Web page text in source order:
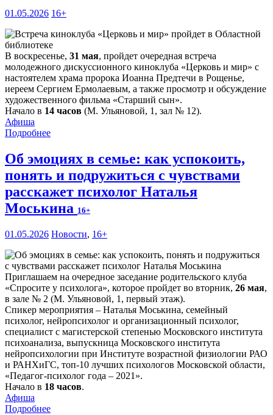
01.05.2026 16+
В воскресенье, 31 мая, пройдет очередная встреча
молодежного дискуссионного киноклуба «Церковь и мир» с
настоятелем храма пророка Иоанна Предтечи в Рощенье,
иереем Сергием Ермолаевым, а также просмотр и обсуждение
художественного фильма «Старший сын».
Начало в 14 часов (М. Ульяновой, 1, зал № 12).
Афиша
Подробнее
Об эмоциях в семье: как успокоить,
понять и подружиться с чувствами
расскажет психолог Наталья
Моськина 16+
01.05.2026 Новости, 16+
Приглашаем на очередное заседание родительского клуба
«Спросите у психолога», которое пройдет во вторник, 26 мая,
в зале № 2 (М. Ульяновой, 1, первый этаж).
Спикер мероприятия – Наталья Моськина, семейный
психолог, нейропсихолог и организационный психолог,
специалист с магистерской степенью Московского института
психоанализа, выпускница Московского института
нейропсихологии при Институте возрастной физиологии РАО
и РАНХиГС, топ-10 лучших психологов Московской области,
«Педагог-психолог года – 2021».
Начало в 18 часов.
Афиша
Подробнее